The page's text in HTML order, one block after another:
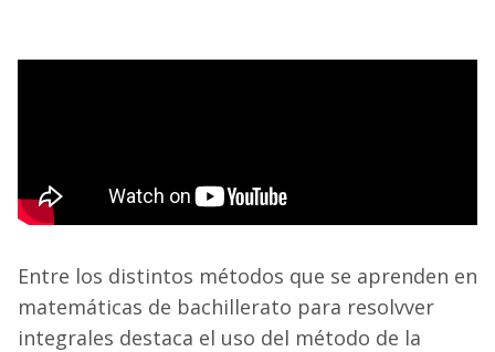
Entre los distintos métodos que se aprenden en
matemáticas de bachillerato para resolvver
integrales destaca el uso del método de la